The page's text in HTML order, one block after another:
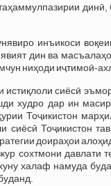
инъикоси
дин ва
ниҳоди иҷтимоӣ-
сиёсӣ
худро дар ин
Тоҷикистон
Тоҷикистон
доираҳои
сохтмони давлати
халаф намуда